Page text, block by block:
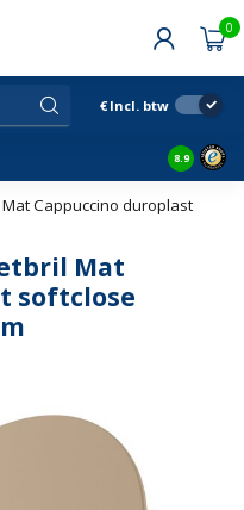
0
€ Incl. btw
Snelle
8.9
Cappuccino duroplast
Mat
softclose